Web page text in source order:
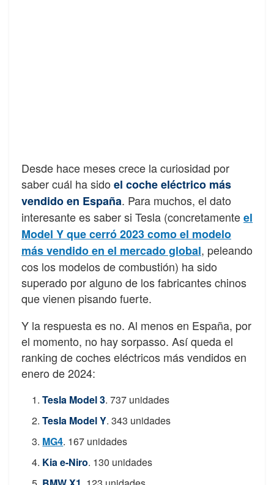
Desde hace meses crece la curiosidad por
saber cuál ha sido el coche eléctrico más
vendido en España. Para muchos, el dato
interesante es saber si Tesla (concretamenteel
Model Y que cerró 2023 como el modelo
más vendido en el mercado global, peleando
cos los modelos de combustión) ha sido
superado por alguno de los fabricantes chinos
que vienen pisando fuerte.
Y la respuesta es no. Al menos en España, por
el momento, no hay sorpasso. Así queda el
ranking de coches eléctricos más vendidos en
enero de 2024:
Tesla Model 3. 737 unidades
Tesla Model Y. 343 unidades
MG4. 167 unidades
Kia e-Niro. 130 unidades